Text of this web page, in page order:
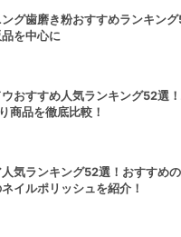
グ歯磨き粉おすすめランキング
を中心に
おすすめ人気ランキング52選
商品を徹底比較！
気ランキング52選！おすすめ
イルポリッシュを紹介！